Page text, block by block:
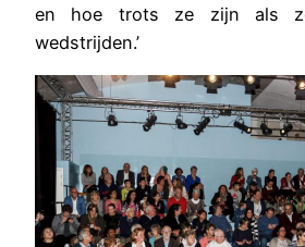
en hoe trots ze zijn als
wedstrijden.’